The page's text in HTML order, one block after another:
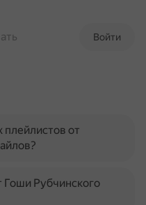
Войти
от
Гоши Рубчинского